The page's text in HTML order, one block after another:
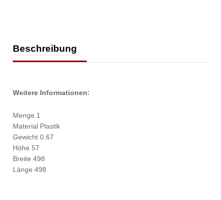
Beschreibung
Weitere Informationen:
Menge 1
Material Plastik
Gewicht 0.67
Höhe 57
Breite 498
Länge 498